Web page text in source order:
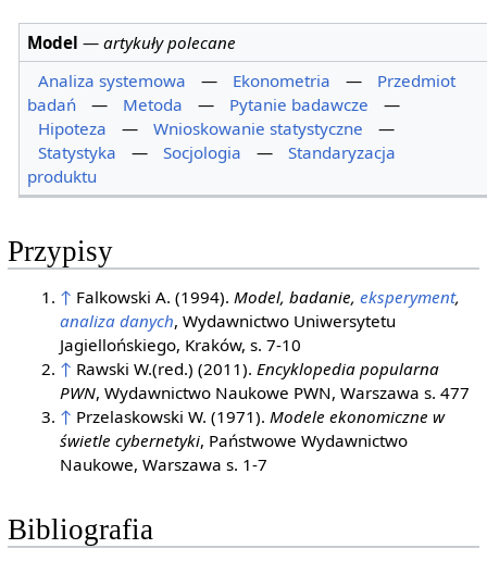
Model —artykuły polecane
Analiza systemowa
— Ekonometria —
Przedmiot
badań
— Metoda — Pytanie badawcze
—
Hipoteza
— Wnioskowanie statystyczne
—
Statystyka
— Socjologia —
Standaryzacja
produktu
Przypisy
↑ Falkowski A. (1994).Model, badanie,eksperyment,
analiza danych, Wydawnictwo Uniwersytetu
Jagiellońskiego, Kraków, s. 7-10
↑ Rawski W.(red.) (2011).Encyklopedia popularna
PWN, Wydawnictwo Naukowe PWN, Warszawa s. 477
↑ Przelaskowski W. (1971).Modele ekonomiczne w
świetle cybernetyki, Państwowe Wydawnictwo
Naukowe, Warszawa s. 1-7
Bibliografia